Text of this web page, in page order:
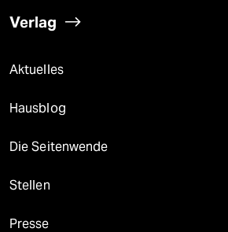
Verlag
Aktuelles
Hausblog
Die Seitenwende
Stellen
Presse